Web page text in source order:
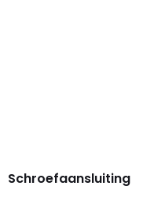
Schroefaansluiting